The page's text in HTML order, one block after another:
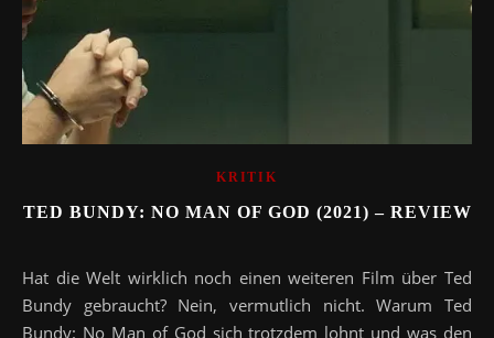
KRITIK
TED BUNDY: NO MAN OF GOD (2021) – REVIEW
Hat die Welt wirklich noch einen weiteren Film über Ted
Bundy gebraucht? Nein, vermutlich nicht. Warum Ted
Bundy: No Man of God sich trotzdem lohnt und was den